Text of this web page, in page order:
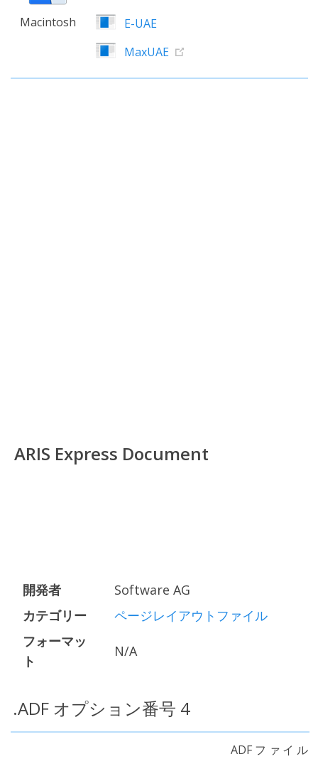
Macintosh
E-UAE
MaxUAE
ARIS Express Document
開発者
Software AG
カテゴリー
ページレイアウトファイル
フォーマッ
ト
N/A
.ADF オプション番号 4
ADFファイル